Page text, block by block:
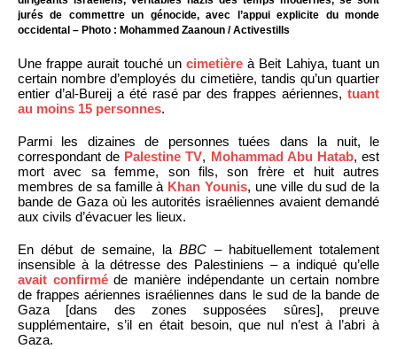
jurés de commettre un génocide, avec l’appui explicite du monde
occidental – Photo : Mohammed Zaanoun / Activestills
Une frappe aurait touché un cimetière à Beit Lahiya, tuant un
certain nombre d’employés du cimetière, tandis qu’un quartier
entier d’al-Bureij a été rasé par des frappes aériennes, tuant
au moins 15 personnes.
Parmi les dizaines de personnes tuées dans la nuit, le
correspondant de Palestine TV, Mohammad Abu Hatab, est
mort avec sa femme, son fils, son frère et huit autres
membres de sa famille à Khan Younis, une ville du sud de la
bande de Gaza où les autorités israéliennes avaient demandé
aux civils d’évacuer les lieux.
En début de semaine, laBBC – habituellement totalement
insensible à la détresse des Palestiniens – a indiqué qu’elle
avait confirméde manière indépendante un certain nombre
de frappes aériennes israéliennes dans le sud de la bande de
Gaza [dans des zones supposées sûres], preuve
supplémentaire, s’il en était besoin, que nul n’est à l’abri à
Gaza.